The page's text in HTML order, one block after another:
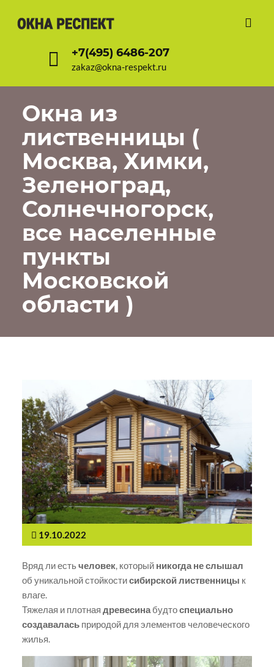
+7(495) 6486-207
zakaz@okna-respekt.ru
Окна из
лиственницы (
Москва, Химки,
Зеленоград,
Солнечногорск,
все населенные
пункты
Московской
области )
19.10.2022
Вряд ли естьчеловек, который никогда не слышал
об уникальной стойкостисибирской лиственницы к
влаге.
Тяжелая и плотная древесина будтоспециально
создавалась природой для элементов человеческого
жилья.